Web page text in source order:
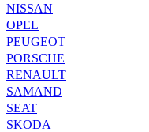
NISSAN
OPEL
PEUGEOT
PORSCHE
RENAULT
SAMAND
SEAT
SKODA